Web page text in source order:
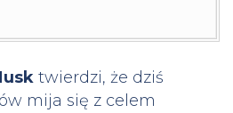
twierdzi, że dziś
mija się z celem